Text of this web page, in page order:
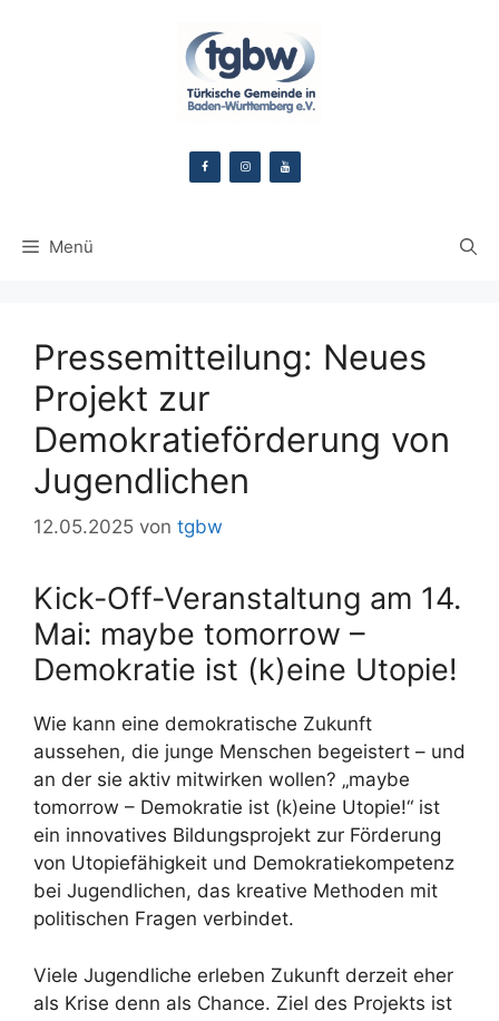
Menü
Pressemitteilung: Neues
Projekt zur
Demokratieförderung von
Jugendlichen
12.05.2025 von tgbw
Kick-Off-Veranstaltung am 14.
Mai: maybe tomorrow –
Demokratie ist (k)eine Utopie!
Wie kann eine demokratische Zukunft
aussehen, die junge Menschen begeistert – und
an der sie aktiv mitwirken wollen? „maybe
tomorrow – Demokratie ist (k)eine Utopie!“ ist
ein innovatives Bildungsprojekt zur Förderung
von Utopiefähigkeit und Demokratiekompetenz
bei Jugendlichen, das kreative Methoden mit
politischen Fragen verbindet.
Viele Jugendliche erleben Zukunft derzeit eher
als Krise denn als Chance. Ziel des Projekts ist